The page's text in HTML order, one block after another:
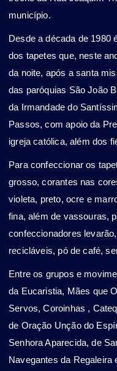
município.
Desde a década de 1980
dos tapetes que, neste
da noite, após a santa
das paróquias São João
da Irmandade do
Passos, com apoio da
igreja católica, além dos
Para confeccionar os
grosso, corantes nas
violeta, preto, ocre e
fina, além de vassouras,
confeccionadores
recicláveis, pó de café,
Entre os grupos e
da Eucaristia, Mães que
Servos, Coroinhas ,
de Oração Unção do
Senhora Aparecida, de
Navegantes da Regaleira